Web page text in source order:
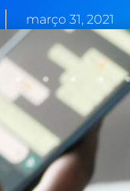
março 31, 2021